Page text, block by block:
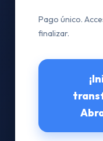
Pago único.
finalizar.